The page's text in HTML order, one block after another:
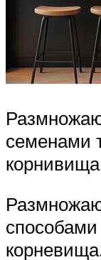
семенами
корнивища